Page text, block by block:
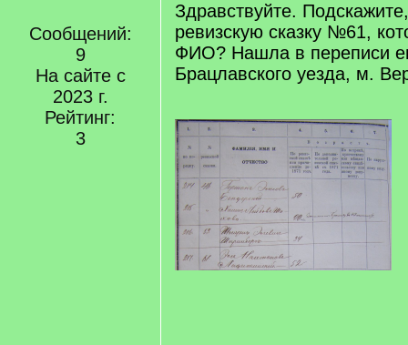
Сообщений:
9
На сайте с
2023 г.
Рейтинг:
3
Здравствуйте.
ревизскую сказку №61,
ФИО? Нашла в переписи
Брацлавского уезда, м.